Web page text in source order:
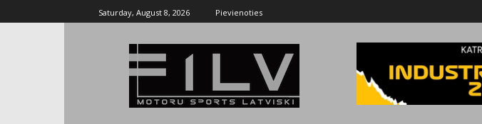
Saturday, August 8, 2026 Pievienoties